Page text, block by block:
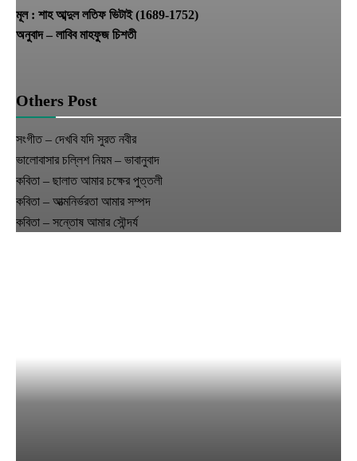
মূল : শাহ আব্দুল লতিফ ভিটাই (1689-1752)
অনুবাদ – লাবিব মাহফুজ চিশতী
Others Post
সংগীত – দেখবি যদি সুরত নবীর
ভালোবাসার চল্লিশ নিয়ম – ভাবানুবাদ
কবিতা – ছালাত আমার চক্ষের পুত্তলী
কবিতা – আত্মনির্ভরতা আমার সম্পদ
কবিতা – সন্তোষ আমার সৌন্দর্য